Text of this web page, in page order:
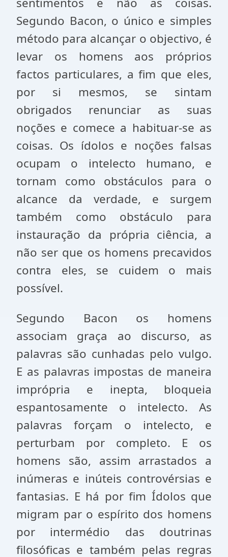
Segundo Bacon, o único e simples
método para alcançar o objectivo, é
levar os homens aos próprios
factos particulares, a fim que eles,
por si mesmos, se sintam
obrigados renunciar as suas
noções e comece a habituar-se as
coisas. Os ídolos e noções falsas
ocupam o intelecto humano, e
tornam como obstáculos para o
alcance da verdade, e surgem
também como obstáculo para
instauração da própria ciência, a
não ser que os homens precavidos
contra eles, se cuidem o mais
possível.
Segundo Bacon os homens
associam graça ao discurso, as
palavras são cunhadas pelo vulgo.
E as palavras impostas de maneira
imprópria e inepta, bloqueia
espantosamente o intelecto. As
palavras forçam o intelecto, e
perturbam por completo. E os
homens são, assim arrastados a
inúmeras e inúteis controvérsias e
fantasias. E há por fim Ídolos que
migram par o espírito dos homens
por intermédio das doutrinas
filosóficas e também pelas regras